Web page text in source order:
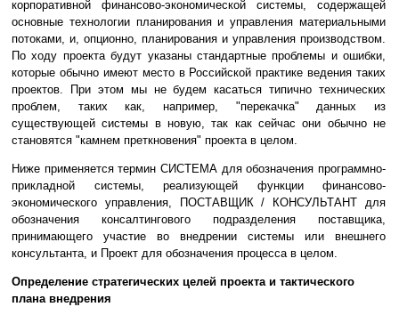
корпоративной финансово-экономической системы, содержащей
основные технологии планирования и управления материальными
потоками, и, опционно, планирования и управления производством.
По ходу проекта будут указаны стандартные проблемы и ошибки,
которые обычно имеют место в Российской практике ведения таких
проектов. При этом мы не будем касаться типично технических
проблем, таких как, например, "перекачка" данных из
существующей системы в новую, так как сейчас они обычно не
становятся "камнем преткновения" проекта в целом.
Ниже применяется термин СИСТЕМА для обозначения программно-
прикладной системы, реализующей функции финансово-
экономического управления, ПОСТАВЩИК / КОНСУЛЬТАНТ для
обозначения консалтингового подразделения поставщика,
принимающего участие во внедрении системы или внешнего
консультанта, и Проект для обозначения процесса в целом.
Определение стратегических целей проекта и тактического
плана внедрения